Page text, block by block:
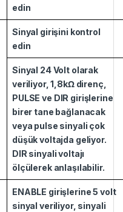
edin
Sinyal girişini kontrol
edin
Sinyal 24 Volt olarak
veriliyor, 1,8kΩ direnç,
PULSE ve DIR girişlerine
birer tane bağlanacak
veya pulse sinyali çok
düşük voltajda geliyor.
DIR sinyali voltajı
ölçülerek anlaşılabilir.
ENABLE girişlerine 5 volt
sinyal veriliyor, sinyali